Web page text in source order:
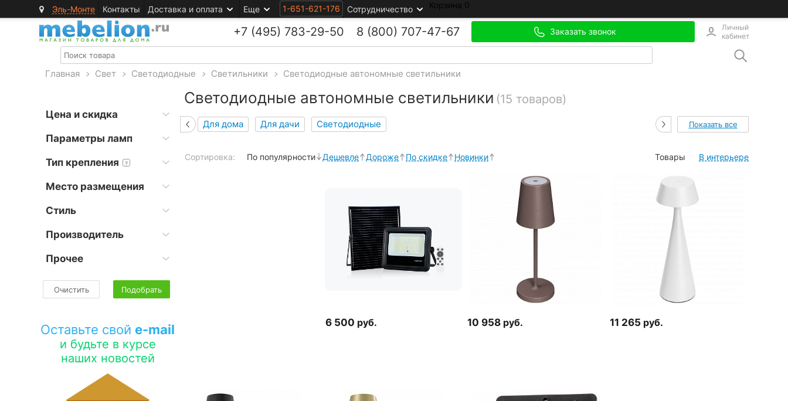
Эль-Монте Контакты Доставка и оплата Еще 1-651-621-176 Сотрудничество Корзина 0
+7 (495) 783-29-50 8 (800) 707-47-67 Заказать звонок
Личный
кабинет
Главная > Свет > Светодиодные > Светильники > Светодиодные автономные светильники
Цена и скидка
Параметры ламп
Тип крепления ?
Место размещения
Стиль
Производитель
Прочее
Очистить Подобрать
Оставьте свой e-mail
и будьте в курсе
наших новостей
Светодиодные автономные светильники (15 товаров)
Для дома Для дачи Светодиодные Показать все
Сортировка: По популярности Дешевле Дороже По скидке Новинки Товары В интерьере
6 500 руб. 10 958 руб. 11 265 руб.